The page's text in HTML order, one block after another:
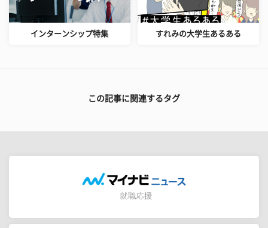
インターンシップ特集 すれみの大学生あるある
この記事に関連するタグ